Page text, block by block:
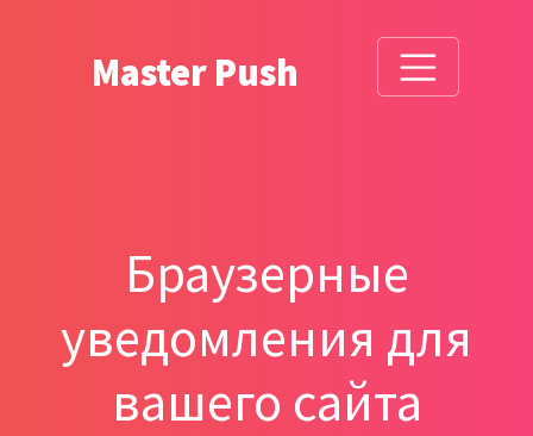
Master Push
Браузерные
уведомления для
вашего сайта